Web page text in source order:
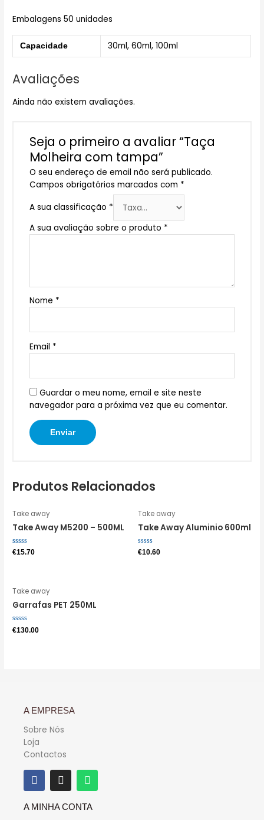
Embalagens 50 unidades
Capacidade 30ml, 60ml, 100ml
Avaliações
Ainda não existem avaliações.
Seja o primeiro a avaliar “Taça
Molheira com tampa”
O seu endereço de email não será publicado.
Campos obrigatórios marcados com *
A sua classificação *
A sua avaliação sobre o produto *
Nome *
Email *
Guardar o meu nome, email e site neste
navegador para a próxima vez que eu comentar.
Produtos Relacionados
Take away
Take Away M5200 – 500ML
Avaliação
€15.70
Take away
Take Away Aluminio 600ml
Avaliação
€10.60
Take away
Garrafas PET 250ML
Avaliação
0
€130.00
A EMPRESA
Sobre Nós
Loja
Contactos
A MINHA CONTA